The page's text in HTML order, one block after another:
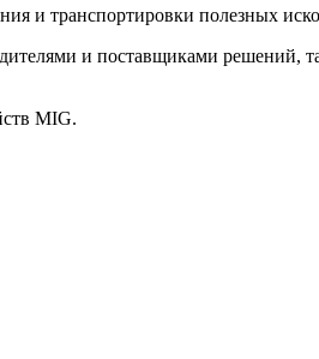
и транспортировки полезных
и поставщиками решений,
MIG.